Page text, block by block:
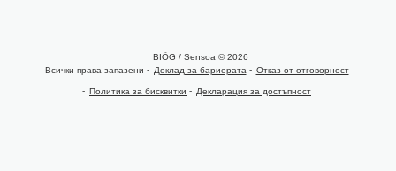
BIÖG / Sensoa © 2026
Всички права запазени
Доклад за бариерата Отказ от отговорност
Политика за бисквитки Декларация за достъпност